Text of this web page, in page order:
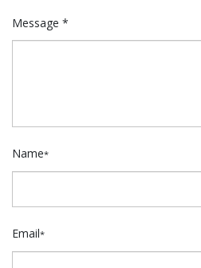
Message *
Name*
Email*